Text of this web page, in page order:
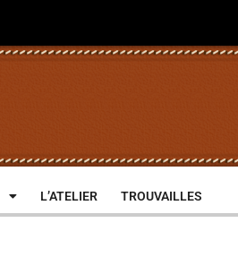
L’ATELIER TROUVAILLES